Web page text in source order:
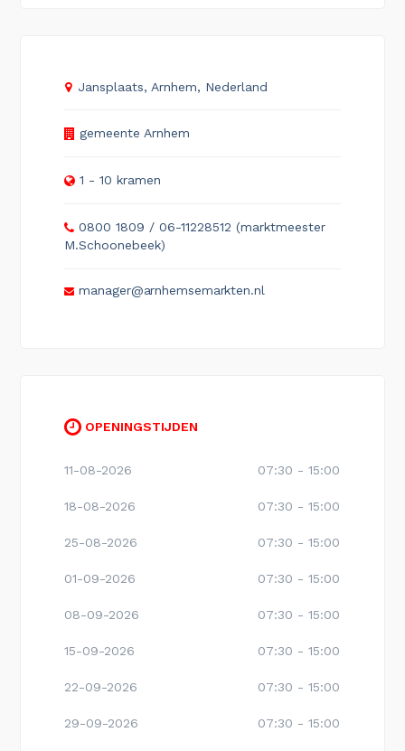
Jansplaats, Arnhem, Nederland
gemeente Arnhem
1 - 10 kramen
0800 1809 / 06-11228512 (marktmeester
M.Schoonebeek)
manager@arnhemsemarkten.nl
OPENINGSTIJDEN
11-08-2026 07:30 - 15:00
18-08-2026 07:30 - 15:00
25-08-2026 07:30 - 15:00
01-09-2026 07:30 - 15:00
08-09-2026 07:30 - 15:00
15-09-2026 07:30 - 15:00
22-09-2026 07:30 - 15:00
29-09-2026 07:30 - 15:00